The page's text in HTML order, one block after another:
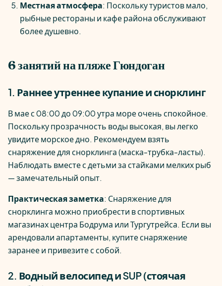
Местная атмосфера: Поскольку туристов мало,
рыбные рестораны и кафе района обслуживают
более душевно.
6 занятий на пляже Гюндоган
1. Раннее утреннее купание и снорклинг
В мае с 08:00 до 09:00 утра море очень спокойное.
Поскольку прозрачность воды высокая, вы легко
увидите морское дно. Рекомендуем взять
снаряжение для снорклинга (маска-трубка-ласты).
Наблюдать вместе с детьми за стайками мелких рыб
— замечательный опыт.
Практическая заметка: Снаряжение для
снорклинга можно приобрести в спортивных
магазинах центра Бодрума или Тургутрейса. Если вы
арендовали апартаменты, купите снаряжение
заранее и привезите с собой.
2. Водный велосипед и SUP (стоячая